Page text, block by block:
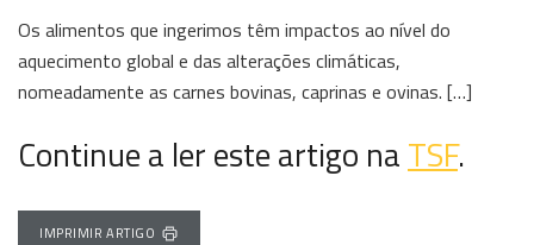
Os alimentos que ingerimos têm impactos ao nível do
aquecimento global e das alterações climáticas,
nomeadamente as carnes bovinas, caprinas e ovinas. […]
Continue a ler este artigo naTSF.
IMPRIMIR ARTIGO